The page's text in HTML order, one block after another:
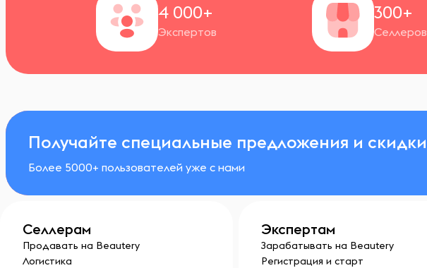
4 000+
Экспертов
300+
Селлеров
Получайте специальные предложения и скидки
Более 5000+ пользователей уже с нами
Селлерам
Продавать на Beautery
Логистика
Экспертам
Зарабатывать на Beautery
Регистрация и старт